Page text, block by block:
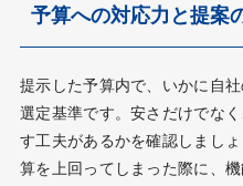
予算への対応力と提案
提示した予算内で、いかに自
選定基準です。安さだけでな
す工夫があるかを確認しまし
算を上回ってしまった際に、